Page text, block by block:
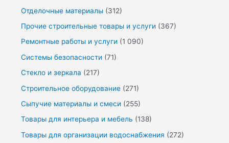
Отделочные материалы (312)
Прочие строительные товары и услуги (367)
Ремонтные работы и услуги (1 090)
Системы безопасности (71)
Стекло и зеркала (217)
Строительное оборудование (271)
Сыпучие материалы и смеси (255)
Товары для интерьера и мебель (138)
Товары для организации водоснабжения (272)